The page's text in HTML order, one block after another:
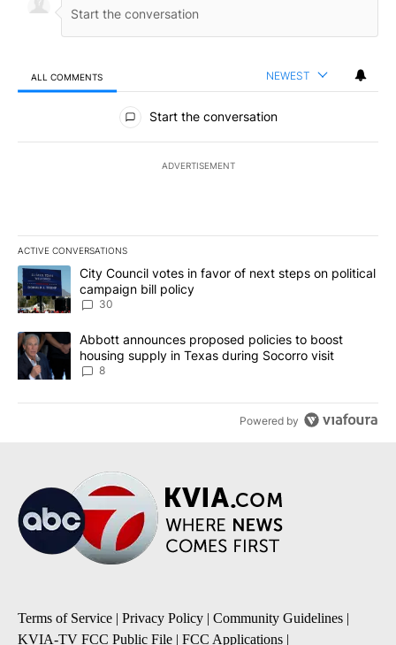
ALL COMMENTS NEWEST
All Comments
Start the conversation
ADVERTISEMENT
ACTIVE CONVERSATIONS
The following is a list of the most commented articles in the last
A trending article titled "City Council votes in favor of next
City Council votes in favor of next steps on political
campaign bill policy
30
A trending article titled "Abbott announces proposed policies to
Abbott announces proposed policies to boost
housing supply in Texas during Socorro visit
8
Powered by
Terms of Service | Privacy Policy | Community Guidelines |
KVIA-TV FCC Public File | FCC Applications |